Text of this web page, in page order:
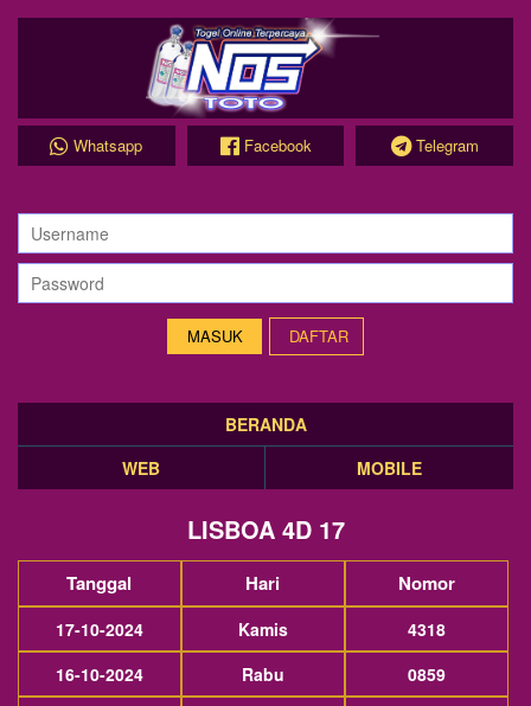
Whatsapp Facebook Telegram
DAFTAR
BERANDA
WEB
MOBILE
LISBOA 4D 17
Tanggal Hari Nomor
17-10-2024 Kamis
4318
16-10-2024
Rabu
0859